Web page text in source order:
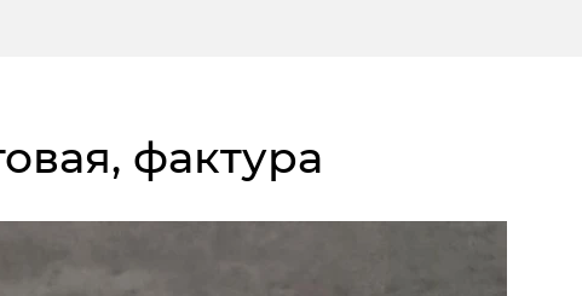
фактура